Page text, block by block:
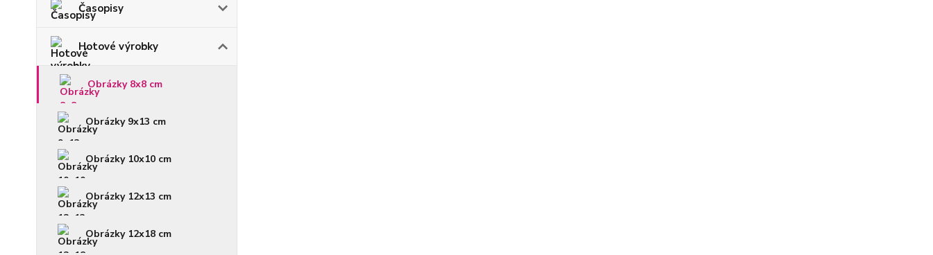
Časopisy
Hotové výrobky
Obrázky 8x8 cm
Obrázky 9x13 cm
Obrázky 10x10 cm
Obrázky 12x13 cm
Obrázky 12x18 cm